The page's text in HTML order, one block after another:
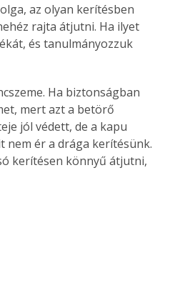
az olyan kerítésben
rajta átjutni. Ha ilyet
és tanulmányozzuk
Ha biztonságban
mert azt a betörő
jól védett, de a kapu
nem ér a drága kerítésünk.
kerítésen könnyű átjutni,